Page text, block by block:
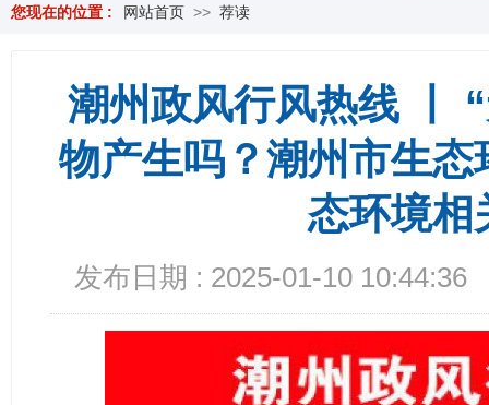
您现在的位置 : 网站首页 >> 荐读
潮州政风行风热线 丨
物产生吗？潮州市生
态环境相
发布日期 : 2025-01-10 10:44:36